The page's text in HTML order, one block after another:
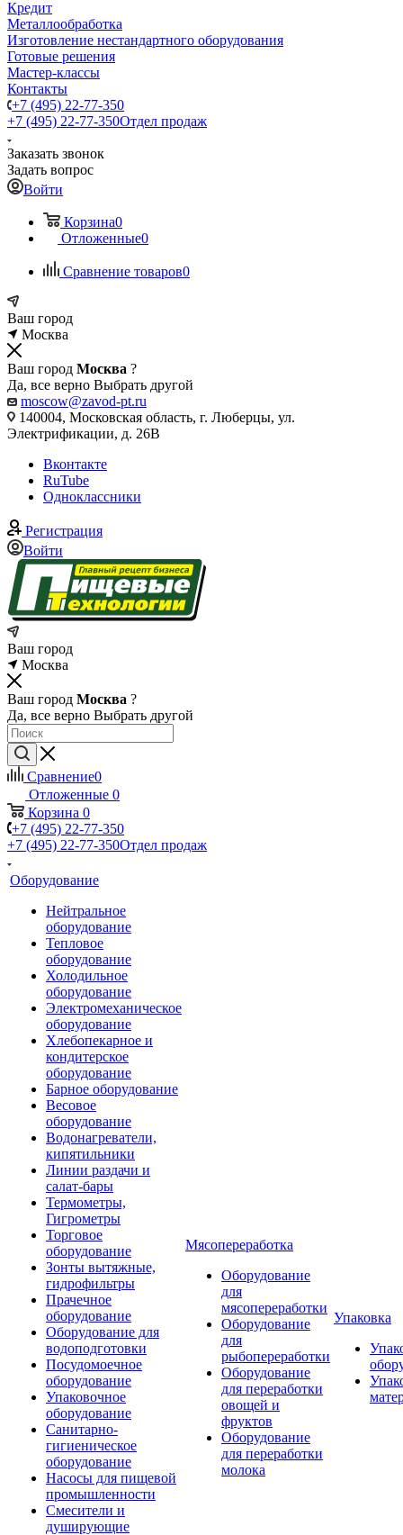
Кредит
Металлообработка
Изготовление нестандартного оборудования
Готовые решения
Мастер-классы
Контакты
+7 (495) 22-77-350
+7 (495) 22-77-350Отдел продаж
Заказать звонок
Задать вопрос
Войти
Корзина0
Отложенные0
Сравнение товаров0
Ваш город
Москва
Ваш город Москва ?
Да, все верно Выбрать другой
moscow@zavod-pt.ru
140004, Московская область, г. Люберцы, ул.
Электрификации, д. 26В
Вконтакте
RuTube
Одноклассники
Регистрация
Войти
Ваш город
Москва
Ваш город Москва ?
Да, все верно Выбрать другой
Сравнение0
Отложенные 0
Корзина 0
+7 (495) 22-77-350
+7 (495) 22-77-350Отдел продаж
Оборудование
Нейтральное
оборудование
Тепловое
оборудование
Холодильное
оборудование
Электромеханическое
оборудование
Хлебопекарное и
кондитерское
оборудование
Барное оборудование
Весовое
оборудование
Водонагреватели,
кипятильники
Линии раздачи и
салат-бары
Термометры,
Гигрометры
Торговое
оборудование
Зонты вытяжные,
гидрофильтры
Прачечное
оборудование
Оборудование для
водоподготовки
Посудомоечное
оборудование
Упаковочное
оборудование
Санитарно-
гигиеническое
оборудование
Насосы для пищевой
промышленности
Смесители и
душирующие
Мясопереработка
Оборудование
для
мясопереработки
Оборудование
для
рыбопереработки
Оборудование
для переработки
овощей и
фруктов
Оборудование
для переработки
молока
Упаковка